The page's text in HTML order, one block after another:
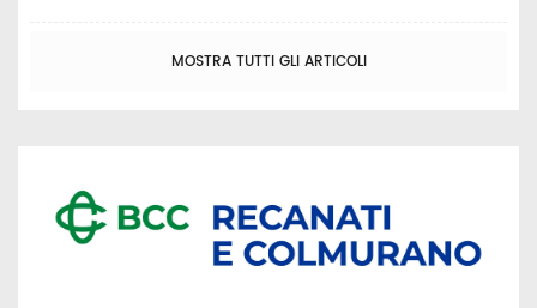
MOSTRA TUTTI GLI ARTICOLI